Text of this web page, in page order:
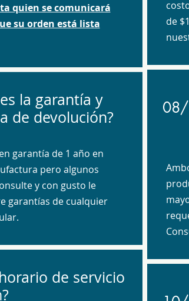
quien se comunicará
su orden está lista
la garantía y
de devolución?
garantía de 1 año en
pero algunos
y con gusto le
garantías de cualquier
de servicio
de
08/